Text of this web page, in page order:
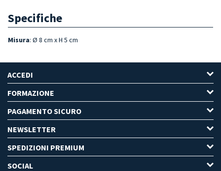
Specifiche
Misura: Ø 8 cm x H 5 cm
ACCEDI
FORMAZIONE
PAGAMENTO SICURO
NEWSLETTER
SPEDIZIONI PREMIUM
SOCIAL